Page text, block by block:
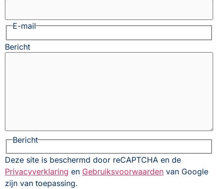
E-mail
Bericht
Bericht
Deze site is beschermd door reCAPTCHA en de
Privacyverklaring en Gebruiksvoorwaarden van Google
zijn van toepassing.